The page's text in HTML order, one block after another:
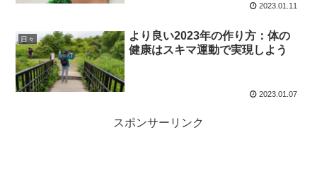
2023.01.11
日々
より良い2023年の作り方：体の
健康はスキマ運動で実現しよう
2023.01.07
スポンサーリンク